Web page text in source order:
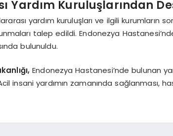
Yardım Kuruluşlarından
yardım kuruluşları ve ilgili kurumların
talep edildi. Endonezya
bulunuldu.
Endonezya Hastanesi’nde bulunan
insani yardımın zamanında sağlanması,